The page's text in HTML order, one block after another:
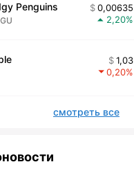
Penguins
0,00635
2,20
1,03
0,20
смотреть все